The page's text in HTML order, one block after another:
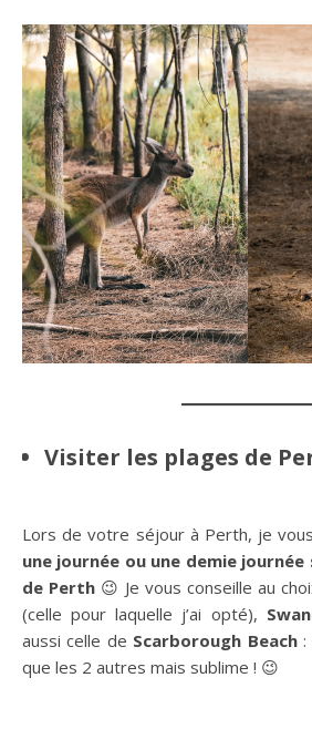
Visiter les plages de
Lors de votre séjour à Perth, je
une journée ou une demie journée
de Perth 😉 Je vous conseille au
(celle pour laquelle j’ai opté),
aussi celle de Scarborough Beach:
que les 2 autres mais sublime ! 😉